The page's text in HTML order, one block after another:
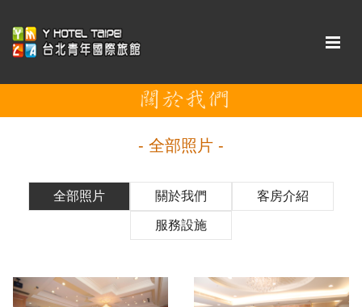
- 全部照片 -
全部照片 關於我們 客房介紹
服務設施